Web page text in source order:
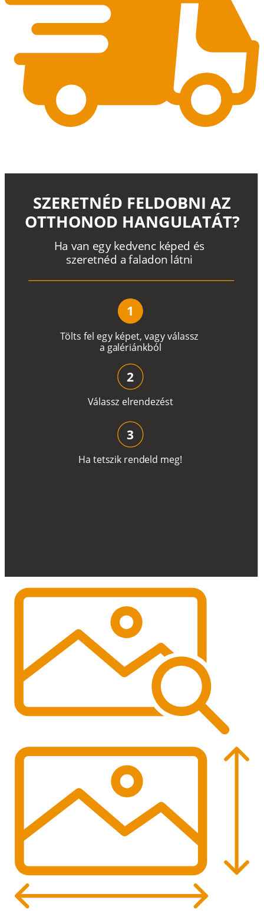
Tölts fel egy képet, vagyválassz
a galériánkból
Ha van egy kedvenc képed és
szeretnéd a faladon látni
SZERETNÉD FELDOBNI AZ
OTTHONOD HANGULATÁT?
1
Válassz elrendezést
2
Ha tetszik rendeld meg!
3